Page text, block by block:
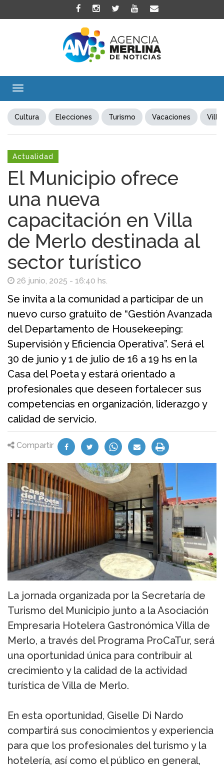
Toggle
Cultura Elecciones Turismo Vacaciones Villa
Actualidad
El Municipio ofrece
una nueva
capacitación en Villa
de Merlo destinada al
sector turístico
26 junio, 2025 - 16:40 hs.
Se invita a la comunidad a participar de un
nuevo curso gratuito de “Gestión Avanzada
del Departamento de Housekeeping:
Supervisión y Eficiencia Operativa”. Será el
30 de junio y 1 de julio de 16 a 19 hs en la
Casa del Poeta y estará orientado a
profesionales que deseen fortalecer sus
competencias en organización, liderazgo y
calidad de servicio.
Compartir
La jornada organizada por la Secretaría de
Turismo del Municipio junto a la Asociación
Empresaria Hotelera Gastronómica Villa de
Merlo, a través del Programa ProCaTur, será
una oportunidad única para contribuir al
crecimiento y la calidad de la actividad
turística de Villa de Merlo.
En esta oportunidad, Giselle Di Nardo
compartirá sus conocimientos y experiencia
para que los profesionales del turismo y la
hotelería, así como el público en general,